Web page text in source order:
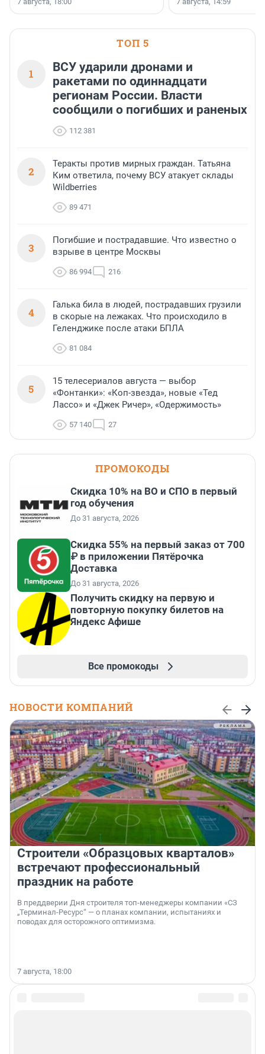
недалеко от Большого
водопада.
ТОП 5
1
ВСУ ударили дронами и
ракетами по одиннадцати
регионам России. Власти
сообщили о погибших и раненых
112 381
2
Теракты против мирных граждан. Татьяна
Ким ответила, почему ВСУ атакует склады
Wildberries
89 471
3
Погибшие и пострадавшие. Что известно о
взрыве в центре Москвы
86 994 216
4
Галька била в людей, пострадавших грузили
в скорые на лежаках. Что происходило в
Геленджике после атаки БПЛА
81 084
5
15 телесериалов августа — выбор
«Фонтанки»: «Коп-звезда», новые «Тед
Лассо» и «Джек Ричер», «Одержимость»
57 140 27
ПРОМОКОДЫ
Скидка 10% на ВО и СПО в первый
год обучения
До 31 августа, 2026
Скидка 55% на первый заказ от 700
₽ в приложении Пятёрочка
Доставка
До 31 августа, 2026
Получить скидку на первую и
повторную покупку билетов на
Яндекс Афише
Все промокоды
НОВОСТИ КОМПАНИЙ
Строители «Образцовых кварталов»
встречают профессиональный
праздник на работе
В преддверии Дня строителя топ-менеджеры компании «СЗ
„Терминал-Ресурс“ — о планах компании, испытаниях и
поводах для осторожного оптимизма.
7 августа, 18:00